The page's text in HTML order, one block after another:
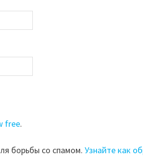
free.
борьбы со спамом.Узнайте как